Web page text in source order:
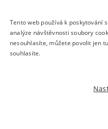
Tento web používá k poskytování
analýze návštěvnosti soubory
nesouhlasíte, můžete povolit jen
souhlasíte.